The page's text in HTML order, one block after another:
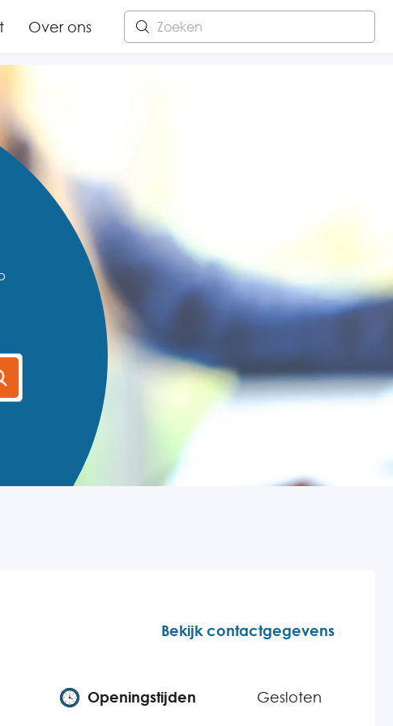
Over ons
Bekijk contactgegevens
Openingstijden Gesloten